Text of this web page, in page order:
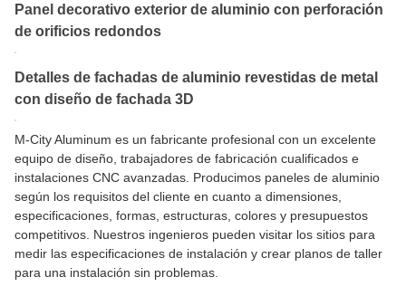
Panel decorativo exterior de aluminio con perforación
de orificios redondos
Detalles de fachadas de aluminio revestidas de metal
con diseño de fachada 3D
M-City Aluminum es un fabricante profesional con un excelente
equipo de diseño, trabajadores de fabricación cualificados e
instalaciones CNC avanzadas. Producimos paneles de aluminio
según los requisitos del cliente en cuanto a dimensiones,
especificaciones, formas, estructuras, colores y presupuestos
competitivos. Nuestros ingenieros pueden visitar los sitios para
medir las especificaciones de instalación y crear planos de taller
para una instalación sin problemas.